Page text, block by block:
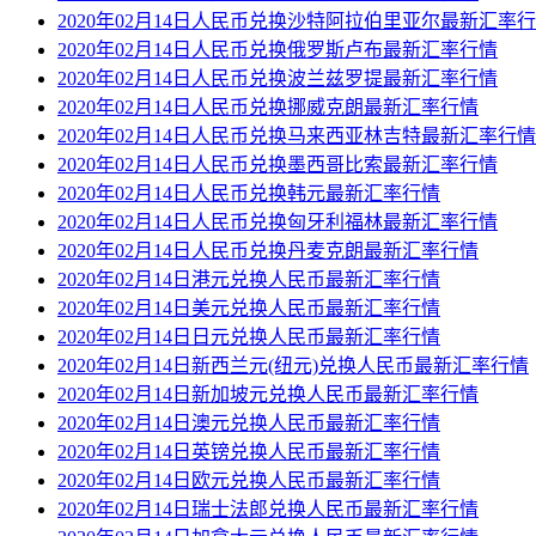
2020年02月14日人民币兑换沙特阿拉伯里亚尔最新汇率
2020年02月14日人民币兑换俄罗斯卢布最新汇率行情
2020年02月14日人民币兑换波兰兹罗提最新汇率行情
2020年02月14日人民币兑换挪威克朗最新汇率行情
2020年02月14日人民币兑换马来西亚林吉特最新汇率行情
2020年02月14日人民币兑换墨西哥比索最新汇率行情
2020年02月14日人民币兑换韩元最新汇率行情
2020年02月14日人民币兑换匈牙利福林最新汇率行情
2020年02月14日人民币兑换丹麦克朗最新汇率行情
2020年02月14日港元兑换人民币最新汇率行情
2020年02月14日美元兑换人民币最新汇率行情
2020年02月14日日元兑换人民币最新汇率行情
2020年02月14日新西兰元(纽元)兑换人民币最新汇率行情
2020年02月14日新加坡元兑换人民币最新汇率行情
2020年02月14日澳元兑换人民币最新汇率行情
2020年02月14日英镑兑换人民币最新汇率行情
2020年02月14日欧元兑换人民币最新汇率行情
2020年02月14日瑞士法郎兑换人民币最新汇率行情